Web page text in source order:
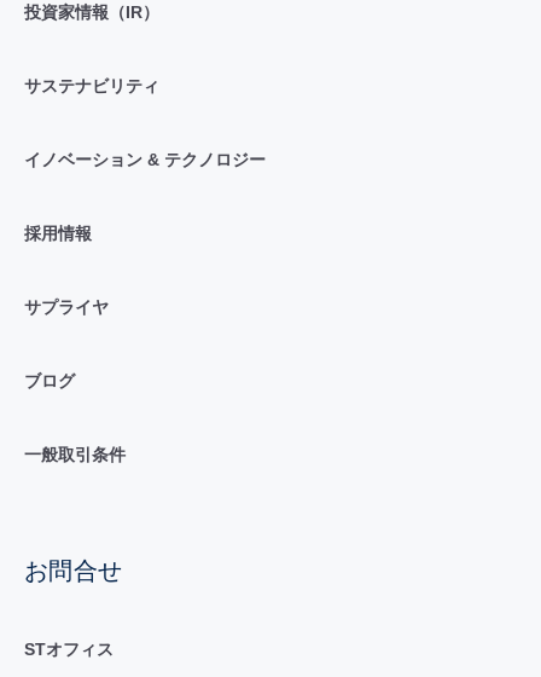
投資家情報（IR）
サステナビリティ
イノベーション & テクノロジー
採用情報
サプライヤ
ブログ
一般取引条件
お問合せ
STオフィス